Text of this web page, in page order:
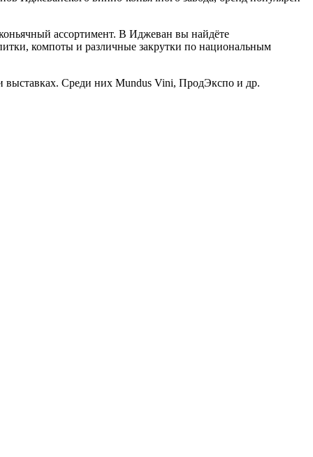
ассортимент. В Иджеван вы найдёте
компоты и различные закрутки по национальным
выставках. Среди них Mundus Vini, ПродЭкспо и др.